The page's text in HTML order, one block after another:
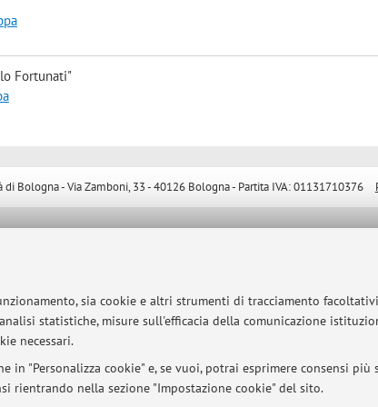
sia cookie e altri strumenti di tracciamento
statistiche, misure sull'efficacia della comunicazione
necessari.
"Personalizza cookie" e, se vuoi, potrai esprimere consensi
rientrando nella sezione "Impostazione cookie" del sito.
Fortunati"
di Bologna - Via Zamboni, 33 - 40126 Bologna - Partita IVA: 01131710376